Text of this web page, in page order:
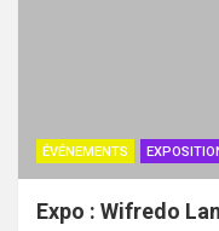
ÉVÉNEMENTS
Expo : Wifredo